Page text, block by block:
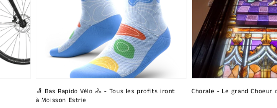
🧦 Bas Rapido Vélo 🚴 - Tous les profits iront
à Moisson Estrie
Chorale - Le grand Choeur